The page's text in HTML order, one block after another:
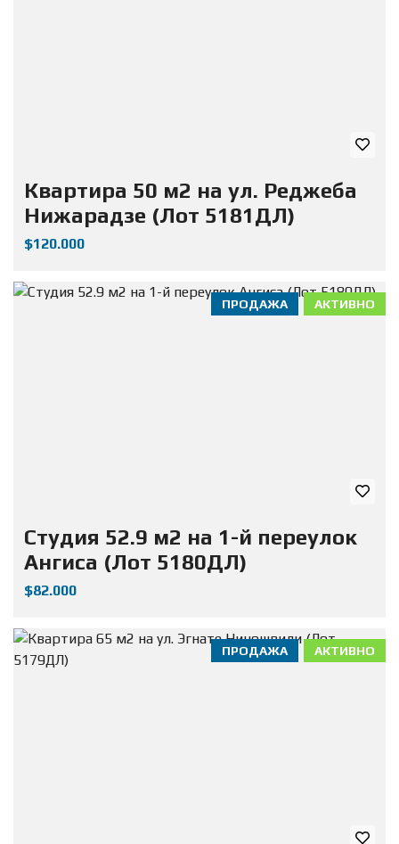
Квартира 50 м2 на ул. Реджеба
Нижарадзе (Лот 5181ДЛ)
$120.000
АКТИВНО
ПРОДАЖА
Студия 52.9 м2 на 1-й переулок
Ангиса (Лот 5180ДЛ)
$82.000
АКТИВНО
ПРОДАЖА